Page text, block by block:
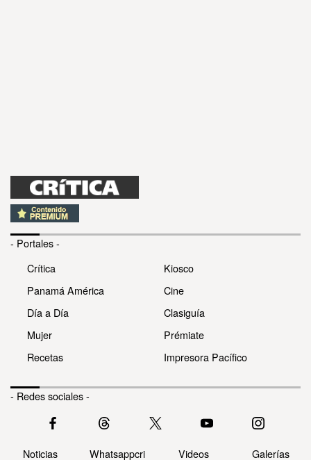
- Portales -
Crítica
Panamá América
Día a Día
Mujer
Recetas
Kiosco
Cine
Clasiguía
Prémiate
Impresora Pacífico
- Redes sociales -
Noticias Whatsappcri Videos Galerías